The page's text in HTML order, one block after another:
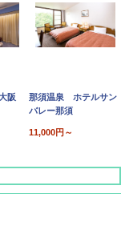
阪
那須温泉 ホテルサン
バレー那須
11,000円～